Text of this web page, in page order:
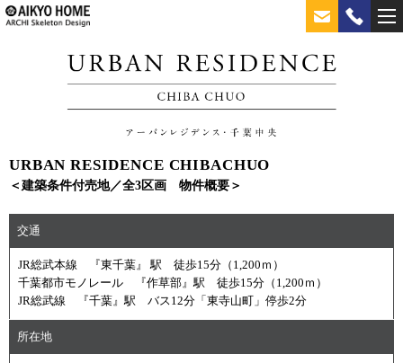
URBAN RESIDENCE CHIBACHUO
＜建築条件付売地／全3区画 物件概要＞
交通
JR総武本線 『東千葉』 駅 徒歩15分（1,200ｍ）
千葉都市モノレール 『作草部』駅 徒歩15分（1,200ｍ）
JR総武線 『千葉』駅 バス12分「東寺山町」停歩2分
所在地